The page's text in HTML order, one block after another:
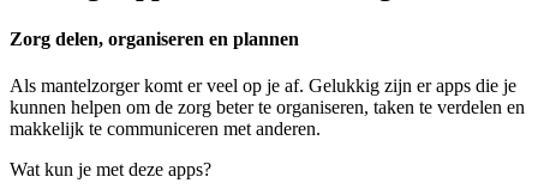
Zorg delen, organiseren en plannen
Als mantelzorger komt er veel op je af. Gelukkig zijn er apps die je
kunnen helpen om de zorg beter te organiseren, taken te verdelen en
makkelijk te communiceren met anderen.
Wat kun je met deze apps?